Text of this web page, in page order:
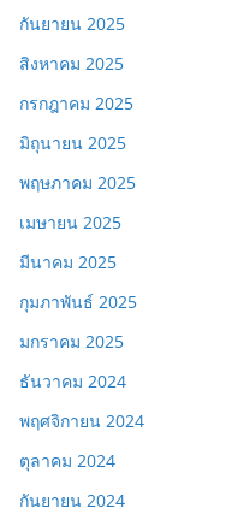
กันยายน 2025
สิงหาคม 2025
กรกฎาคม 2025
มิถุนายน 2025
พฤษภาคม 2025
เมษายน 2025
มีนาคม 2025
กุมภาพันธ์ 2025
มกราคม 2025
ธันวาคม 2024
พฤศจิกายน 2024
ตุลาคม 2024
กันยายน 2024